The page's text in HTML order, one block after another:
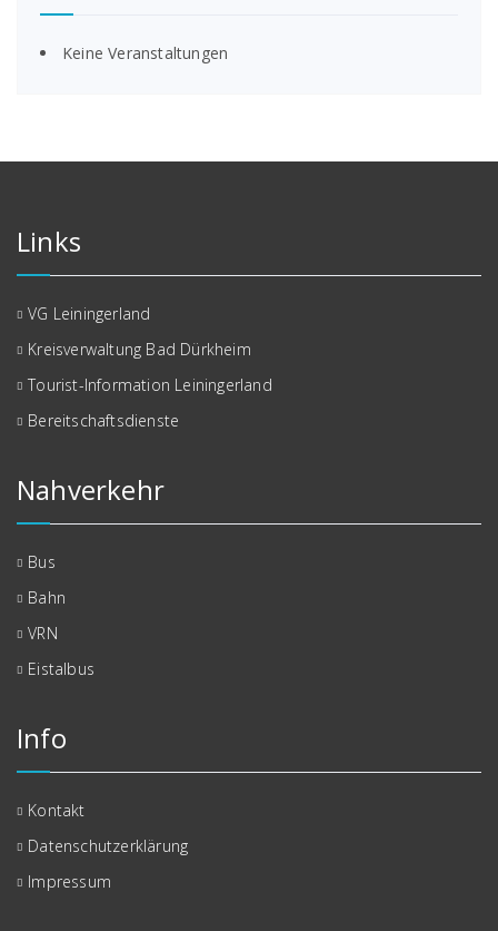
Keine Veranstaltungen
Links
VG Leiningerland
Kreisverwaltung Bad Dürkheim
Tourist-Information Leiningerland
Bereitschaftsdienste
Nahverkehr
Bus
Bahn
VRN
Eistalbus
Info
Kontakt
Datenschutzerklärung
Impressum